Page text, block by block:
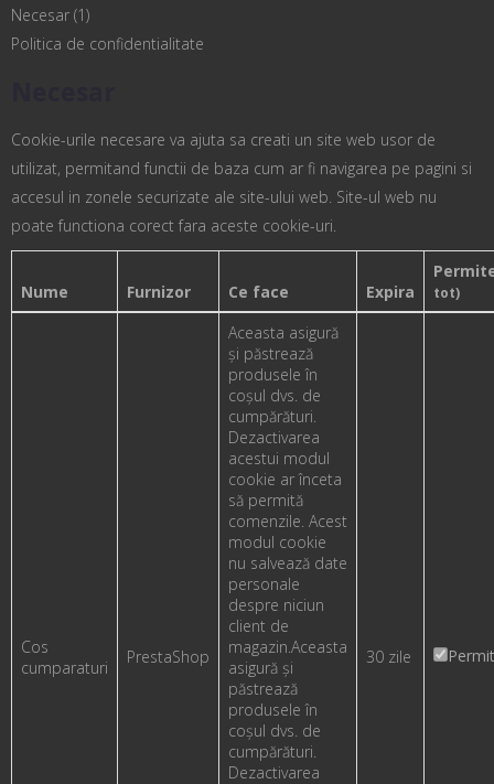
Necesar (1)
Politica de confidentialitate
Cookie-urile necesare va ajuta sa creati un site web usor de
utilizat, permitand functii de baza cum ar fi navigarea pe pagini si
accesul in zonele securizate ale site-ului web. Site-ul web nu
poate functiona corect fara aceste cookie-uri.
Nume Furnizor Ce face Expira tot)
Cos
cumparaturi
PrestaShop
Aceasta asigură
și păstrează
produsele în
coșul dvs. de
cumpărături.
Dezactivarea
acestui modul
cookie ar înceta
să permită
comenzile. Acest
modul cookie
nu salvează date
personale
despre niciun
client de
magazin.Aceasta
asigură și
păstrează
produsele în
coșul dvs. de
cumpărături.
Dezactivarea
30 zile